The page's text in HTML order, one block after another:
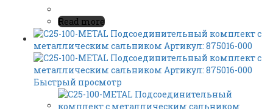
Read more
Быстрый просмотр